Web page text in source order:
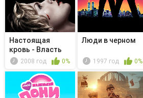
Настоящая
кровь - Власть
всегда побеж...
2008 год 0%
Люди в черном
1997 год 0%